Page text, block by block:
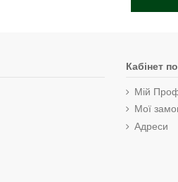
Кабінет
Мій
Мої
Адреси